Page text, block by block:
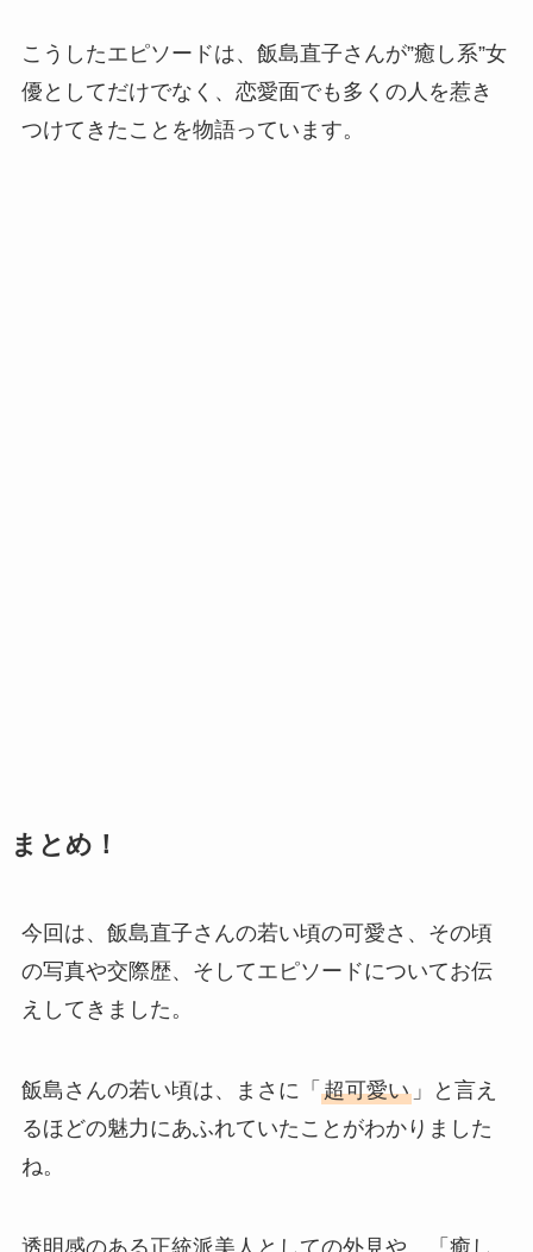
こうしたエピソードは、飯島直子さんが”癒し系”女
優としてだけでなく、恋愛面でも多くの人を惹き
つけてきたことを物語っています。
まとめ！
今回は、飯島直子さんの若い頃の可愛さ、その頃
の写真や交際歴、そしてエピソードについてお伝
えしてきました。
飯島さんの若い頃は、まさに「 超可愛い」と言え
るほどの魅力にあふれていたことがわかりました
ね。
透明感のある正統派美人としての外見や、「癒し